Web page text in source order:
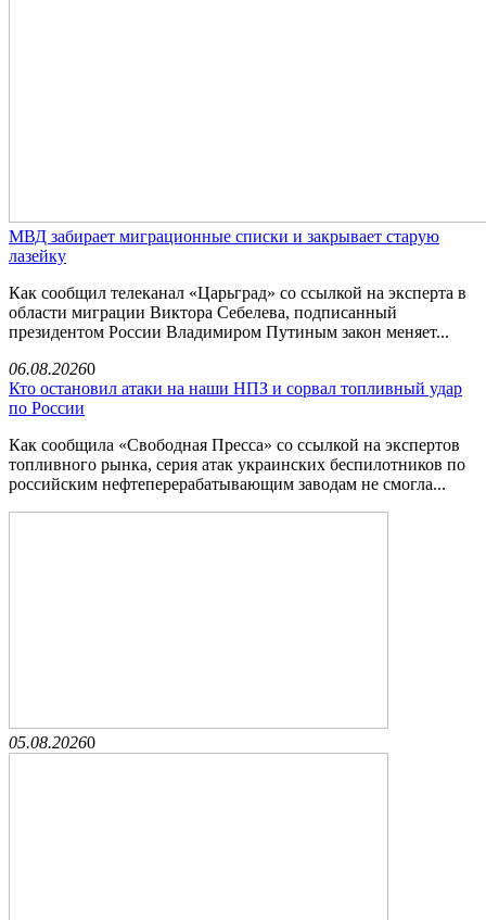
МВД забирает миграционные списки и закрывает старую
лазейку
Как сообщил телеканал «Царьград» со ссылкой на эксперта в
области миграции Виктора Себелева, подписанный
президентом России Владимиром Путиным закон меняет...
06.08.20260
Кто остановил атаки на наши НПЗ и сорвал топливный удар
по России
Как сообщила «Свободная Пресса» со ссылкой на экспертов
топливного рынка, серия атак украинских беспилотников по
российским нефтеперерабатывающим заводам не смогла...
05.08.20260